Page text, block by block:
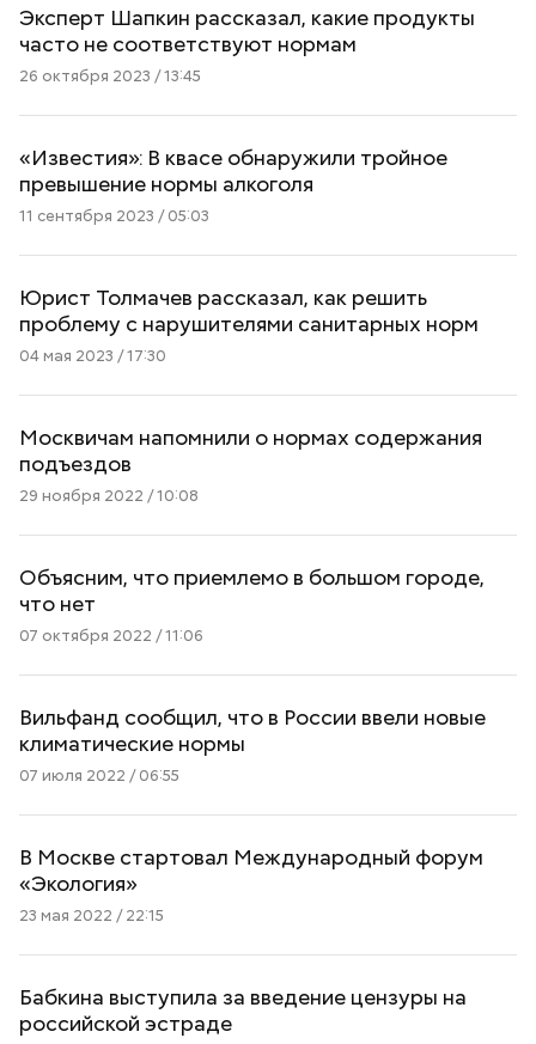
Эксперт Шапкин рассказал, какие продукты
часто не соответствуют нормам
26 октября 2023 / 13:45
«Известия»: В квасе обнаружили тройное
превышение нормы алкоголя
11 сентября 2023 / 05:03
Юрист Толмачев рассказал, как решить
проблему с нарушителями санитарных норм
04 мая 2023 / 17:30
Москвичам напомнили о нормах содержания
подъездов
29 ноября 2022 / 10:08
Объясним, что приемлемо в большом городе,
что нет
07 октября 2022 / 11:06
Вильфанд сообщил, что в России ввели новые
климатические нормы
07 июля 2022 / 06:55
В Москве стартовал Международный форум
«Экология»
23 мая 2022 / 22:15
Бабкина выступила за введение цензуры на
российской эстраде